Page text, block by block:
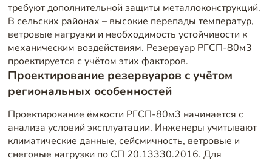
требуют дополнительной защиты металлоконструкций.
В сельских районах – высокие перепады температур,
ветровые нагрузки и необходимость устойчивости к
механическим воздействиям. Резервуар РГСП-80м3
проектируется с учётом этих факторов.
Проектирование резервуаров с учётом
региональных особенностей
Проектирование ёмкости РГСП-80м3 начинается с
анализа условий эксплуатации. Инженеры учитывают
климатические данные, сейсмичность, ветровые и
снеговые нагрузки по СП 20.13330.2016. Для